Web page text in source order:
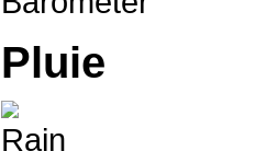
Pluie